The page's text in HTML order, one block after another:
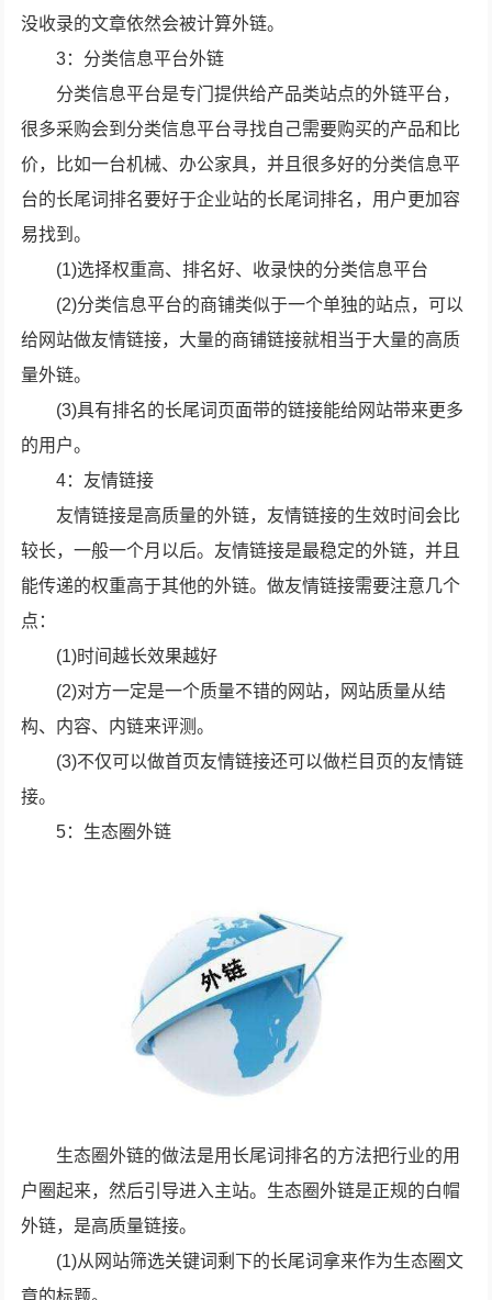
没收录的文章依然会被计算外链。
3：分类信息平台外链
分类信息平台是专门提供给产品类站点的外链平台，
很多采购会到分类信息平台寻找自己需要购买的产品和比
价，比如一台机械、办公家具，并且很多好的分类信息平
台的长尾词排名要好于企业站的长尾词排名，用户更加容
易找到。
(1)选择权重高、排名好、收录快的分类信息平台
(2)分类信息平台的商铺类似于一个单独的站点，可以
给网站做友情链接，大量的商铺链接就相当于大量的高质
量外链。
(3)具有排名的长尾词页面带的链接能给网站带来更多
的用户。
4：友情链接
友情链接是高质量的外链，友情链接的生效时间会比
较长，一般一个月以后。友情链接是最稳定的外链，并且
能传递的权重高于其他的外链。做友情链接需要注意几个
点：
(1)时间越长效果越好
(2)对方一定是一个质量不错的网站，网站质量从结
构、内容、内链来评测。
(3)不仅可以做首页友情链接还可以做栏目页的友情链
接。
5：生态圈外链
生态圈外链的做法是用长尾词排名的方法把行业的用
户圈起来，然后引导进入主站。生态圈外链是正规的白帽
外链，是高质量链接。
(1)从网站筛选关键词剩下的长尾词拿来作为生态圈文